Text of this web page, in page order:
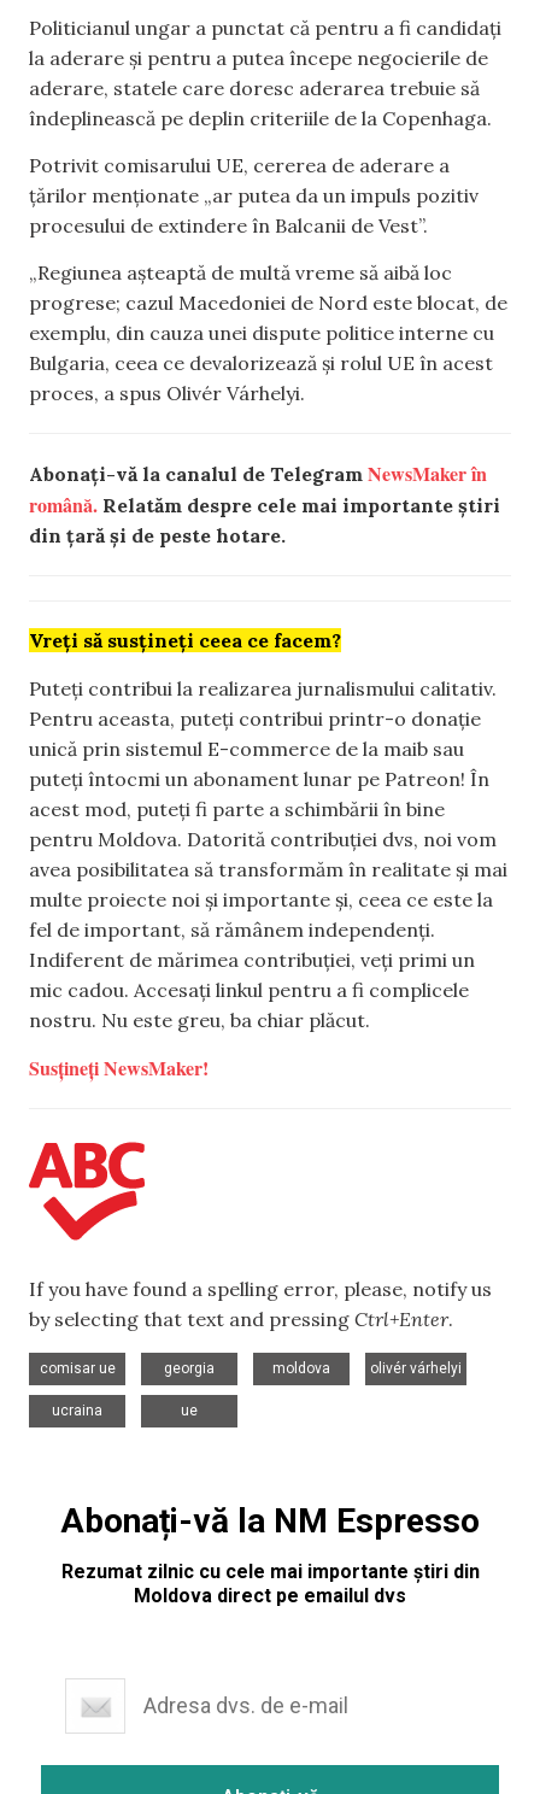
Politicianul ungar a punctat că pentru a fi candidaţi
la aderare şi pentru a putea începe negocierile de
aderare, statele care doresc aderarea trebuie să
îndeplinească pe deplin criteriile de la Copenhaga.
Potrivit comisarului UE, cererea de aderare a
țărilor menționate „ar putea da un impuls pozitiv
procesului de extindere în Balcanii de Vest”.
„Regiunea aşteaptă de multă vreme să aibă loc
progrese; cazul Macedoniei de Nord este blocat, de
exemplu, din cauza unei dispute politice interne cu
Bulgaria, ceea ce devalorizează şi rolul UE în acest
proces, a spus Olivér Várhelyi.
Abonați-vă la canalul de Telegram NewsMaker în
română. Relatăm despre cele mai importante știri
din țară și de peste hotare.
Vreți să susțineți ceea ce facem?
Puteți contribui la realizarea jurnalismului calitativ.
Pentru aceasta, puteți contribui printr-o donație
unică prin sistemul E-commerce de la maib sau
puteți întocmi un abonament lunar pe Patreon! În
acest mod, puteți fi parte a schimbării în bine
pentru Moldova. Datorită contribuției dvs, noi vom
avea posibilitatea să transformăm în realitate și mai
multe proiecte noi și importante și, ceea ce este la
fel de important, să rămânem independenți.
Indiferent de mărimea contribuției, veți primi un
mic cadou. Accesați linkul pentru a fi complicele
nostru. Nu este greu, ba chiar plăcut.
Susțineți NewsMaker!
If you have found a spelling error, please, notify us
by selecting that text and pressing Ctrl+Enter.
comisar ue
georgia
moldova
olivér várhelyi
ucraina
ue
Abonați-vă la NM Espresso
Rezumat zilnic cu cele mai importante știri din
Moldova direct pe emailul dvs